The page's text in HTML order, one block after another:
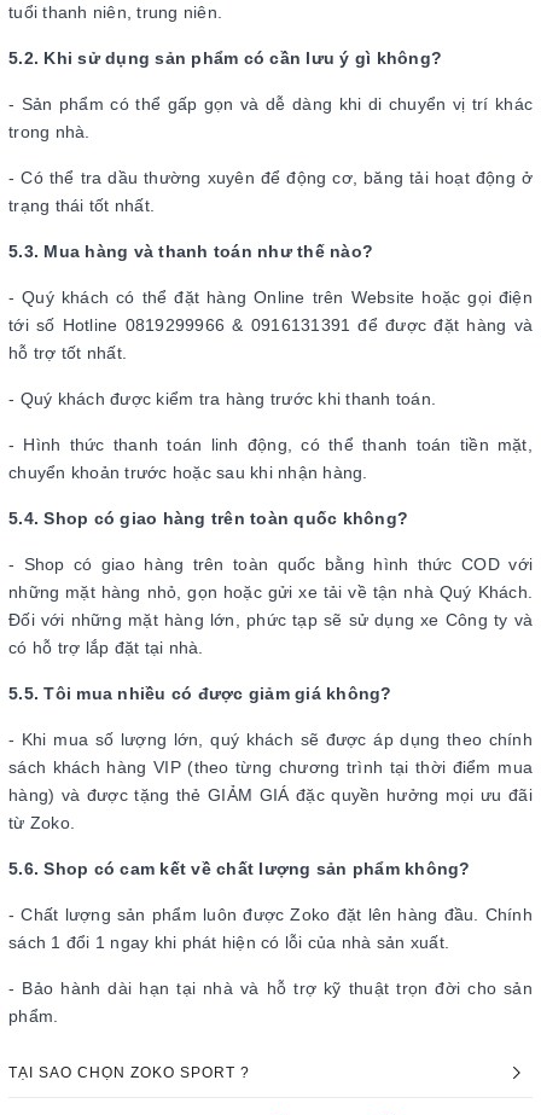
tuổi thanh niên, trung niên.
5.2. Khi sử dụng sản phẩm có cần lưu ý gì không?
- Sản phẩm có thể gấp gọn và dễ dàng khi di chuyển vị trí khác
trong nhà.
- Có thể tra dầu thường xuyên để động cơ, băng tải hoạt động ở
trạng thái tốt nhất.
5.3. Mua hàng và thanh toán như thế nào?
- Quý khách có thể đặt hàng Online trên Website hoặc gọi điện
tới số Hotline 0819299966 & 0916131391 để được đặt hàng và
hỗ trợ tốt nhất.
- Quý khách được kiểm tra hàng trước khi thanh toán.
- Hình thức thanh toán linh động, có thể thanh toán tiền mặt,
chuyển khoản trước hoặc sau khi nhận hàng.
5.4. Shop có giao hàng trên toàn quốc không?
- Shop có giao hàng trên toàn quốc bằng hình thức COD với
những mặt hàng nhỏ, gọn hoặc gửi xe tải về tận nhà Quý Khách.
Đối với những mặt hàng lớn, phức tạp sẽ sử dụng xe Công ty và
có hỗ trợ lắp đặt tại nhà.
5.5. Tôi mua nhiều có được giảm giá không?
- Khi mua số lượng lớn, quý khách sẽ được áp dụng theo chính
sách khách hàng VIP (theo từng chương trình tại thời điểm mua
hàng) và được tặng thẻ GIẢM GIÁ đặc quyền hưởng mọi ưu đãi
từ Zoko.
5.6. Shop có cam kết về chất lượng sản phẩm không?
- Chất lượng sản phẩm luôn được Zoko đặt lên hàng đầu. Chính
sách 1 đổi 1 ngay khi phát hiện có lỗi của nhà sản xuất.
- Bảo hành dài hạn tại nhà và hỗ trợ kỹ thuật trọn đời cho sản
phẩm.
TẠI SAO CHỌN ZOKO SPORT ?